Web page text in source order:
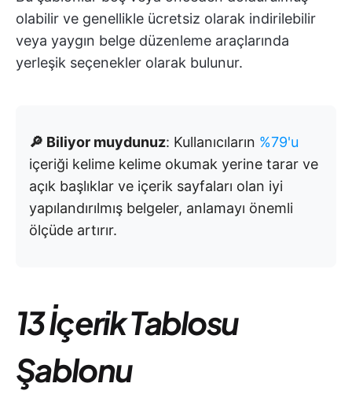
olabilir ve genellikle ücretsiz olarak indirilebilir
veya yaygın belge düzenleme araçlarında
yerleşik seçenekler olarak bulunur.
🔎 Biliyor muydunuz: Kullanıcıların %79'u
içeriği kelime kelime okumak yerine tarar ve
açık başlıklar ve içerik sayfaları olan iyi
yapılandırılmış belgeler, anlamayı önemli
ölçüde artırır.
13 İçerik Tablosu
Şablonu